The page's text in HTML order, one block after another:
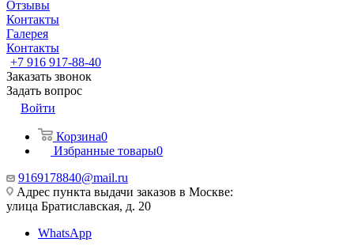
Отзывы
Контакты
Галерея
Контакты
+7 916 917-88-40
Заказать звонок
Задать вопрос
Войти
Корзина0
Избранные товары0
9169178840@mail.ru
Адрес пункта выдачи заказов в Москве:
улица Братиславская, д. 20
WhatsApp